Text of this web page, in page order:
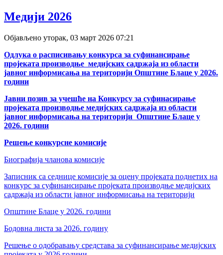
deneme
veren
deneme
bonusu
deneme
bonusu
siteler
2024
deneme
bonusu
bahis
siteleri
bonus
bahis
siteleri
deneme
bonusu
veren
yeni
deneme
Медији 2026
Објављено уторак, 03 март 2026 07:21
Одлука о расписивању конкурса за суфинансирање
пројеката производње медијских садржаја из области
јавног информисања на територији Општине Блаце у 2026.
години
Јавни позив за учешће на Конкурсу за суфинасирање
пројеката производње медијских садржаја из области
јавног информисања на територији Општине Блаце у
2026. години
Решење конкурсне комисије
Биографија чланова комисије
Записник са седнице комисије за оцену пројеката поднетих на
конкурс за суфинансирање пројеката производње медијских
садржаја из области јавног информисања на територији
Општине Блаце у 2026. години
Бодовна листа за 2026. годину
Решење о одобравању средстава за суфинансирање медијских